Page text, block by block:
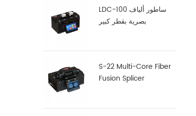
LDC-100 ساطور ألياف
بصرية بقطر كبير
S-22 Multi-Core Fiber
Fusion Splicer